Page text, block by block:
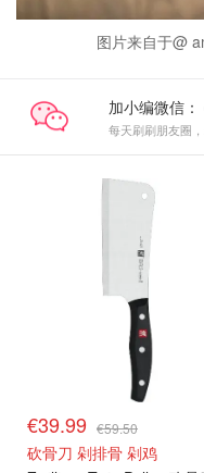
图片来自于@
加小编微信：
每天刷刷朋友圈
€39.99 €59.50
砍骨刀 剁排骨 剁鸡